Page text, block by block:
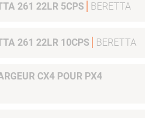
261 22LR 5CPS BERETTA
261 22LR 10CPS BERETTA
CX4 POUR PX4